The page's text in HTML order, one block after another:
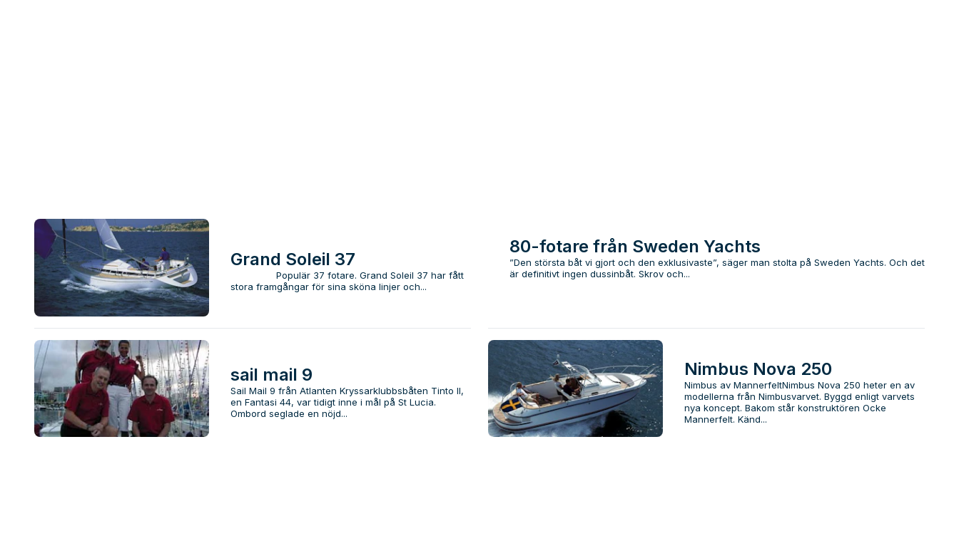
Grand Soleil 37
Populär 37 fotare. Grand Soleil 37 har fått
stora framgångar för sina sköna linjer och...
80-fotare från Sweden Yachts
”Den största båt vi gjort och den exklusivaste”, säger man stolta på Sweden Yachts. Och det
är definitivt ingen dussinbåt. Skrov och...
sail mail 9
Sail Mail 9 från Atlanten Kryssarklubbsbåten Tinto II,
en Fantasi 44, var tidigt inne i mål på St Lucia.
Ombord seglade en nöjd...
Nimbus Nova 250
Nimbus av MannerfeltNimbus Nova 250 heter en av
modellerna från Nimbusvarvet. Byggd enligt varvets
nya koncept. Bakom står konstruktören Ocke
Mannerfelt. Känd...